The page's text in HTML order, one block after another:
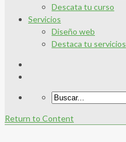
Descata tu curso
Servicios
Diseño web
Destaca tu servicios
Return to Content